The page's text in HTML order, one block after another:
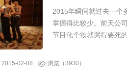
2015年瞬间就过去一个
掌握得比较少。前天公
节目化个妆就哭得要死
2015-02-08 浏览（3930）